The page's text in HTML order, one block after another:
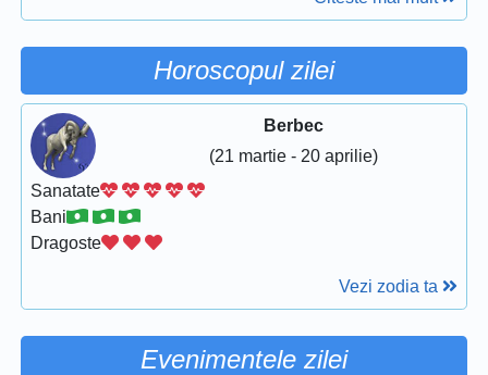
Horoscopul zilei
Berbec
(21 martie - 20 aprilie)
Sanatate
Bani
Dragoste
Vezi zodia ta
Evenimentele zilei